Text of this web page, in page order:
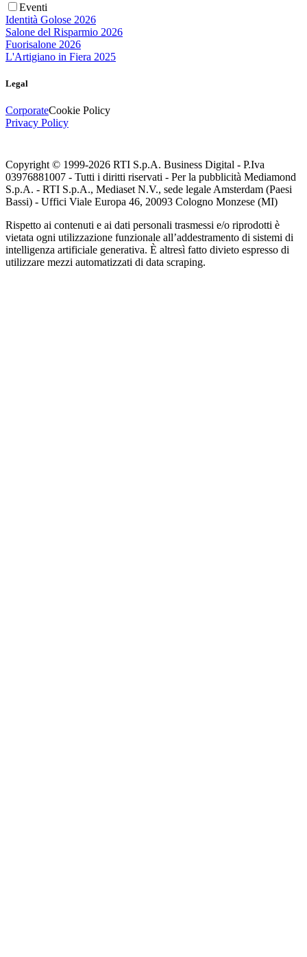
Eventi
Identità Golose 2026
Salone del Risparmio 2026
Fuorisalone 2026
L'Artigiano in Fiera 2025
Legal
CorporateCookie Policy
Privacy Policy
Copyright © 1999-2026 RTI S.p.A. Business Digital - P.Iva
03976881007 - Tutti i diritti riservati - Per la pubblicità Mediamond
S.p.A. - RTI S.p.A., Mediaset N.V., sede legale Amsterdam (Paesi
Bassi) - Uffici Viale Europa 46, 20093 Cologno Monzese (MI)
Rispetto ai contenuti e ai dati personali trasmessi e/o riprodotti è
vietata ogni utilizzazione funzionale all’addestramento di sistemi di
intelligenza artificiale generativa. È altresì fatto divieto espresso di
utilizzare mezzi automatizzati di data scraping.